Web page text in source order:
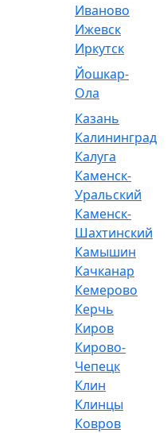
Иваново
Ижевск
Иркутск
Йошкар-
Ола
Казань
Калининград
Калуга
Каменск-
Уральский
Каменск-
Шахтинский
Камышин
Качканар
Кемерово
Керчь
Киров
Кирово-
Чепецк
Клин
Клинцы
Ковров